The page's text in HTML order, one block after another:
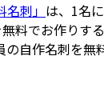
刺」 は、1名
料でお作りする
自作名刺を無